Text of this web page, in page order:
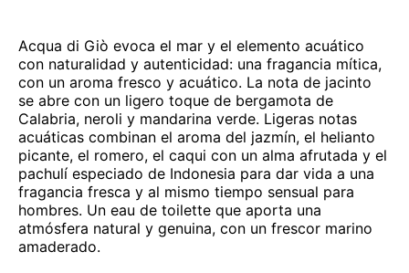
Acqua di Giò evoca el mar y el elemento acuático
con naturalidad y autenticidad: una fragancia mítica,
con un aroma fresco y acuático. La nota de jacinto
se abre con un ligero toque de bergamota de
Calabria, neroli y mandarina verde. Ligeras notas
acuáticas combinan el aroma del jazmín, el helianto
picante, el romero, el caqui con un alma afrutada y el
pachulí especiado de Indonesia para dar vida a una
fragancia fresca y al mismo tiempo sensual para
hombres. Un eau de toilette que aporta una
atmósfera natural y genuina, con un frescor marino
amaderado.